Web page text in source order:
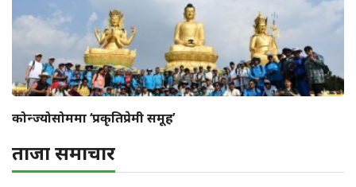
कोन्ज्योसोममा ‘प्रकृतिप्रेमी समूह’
ताजा समाचार